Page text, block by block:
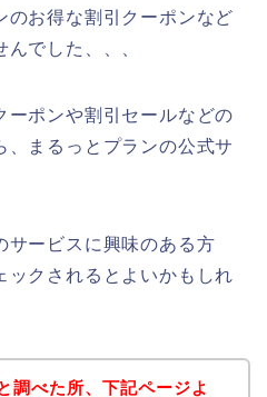
のお得な割引クーポンなど
でした、、、
ーポンや割引セールなどの
、まるっとプランの公式サ
サービスに興味のある方
ックされるとよいかもしれ
調べた所、下記ページよ